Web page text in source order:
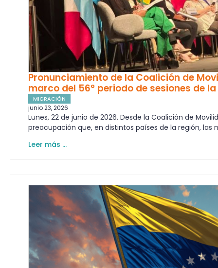
Pronunciamiento de la Coalición de
marco del 56° periodo de sesiones de
MIGRACIÓN
junio 23, 2026
Lunes, 22 de junio de 2026. Desde la Coalición de
preocupación que, en distintos países de la región, las
Leer más ...